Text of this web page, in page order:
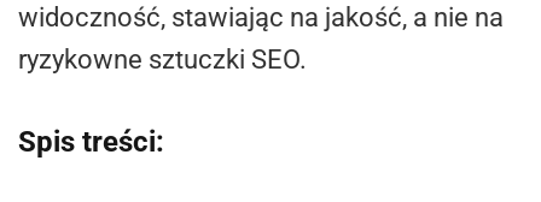
widoczność, stawiając na jakość, a nie na
ryzykowne sztuczki SEO.
Spis treści: